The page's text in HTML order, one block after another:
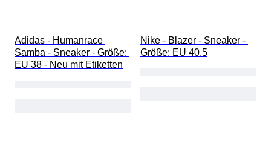
Adidas - Humanrace
Samba - Sneaker - Größe:
EU 38 - Neu mit Etiketten
Nike - Blazer - Sneaker -
Größe: EU 40.5